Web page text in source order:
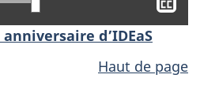
le
d’IDEaS
Haut de page